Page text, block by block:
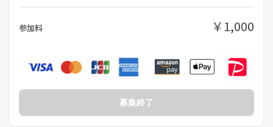
参加料 ￥1,000
募集終了